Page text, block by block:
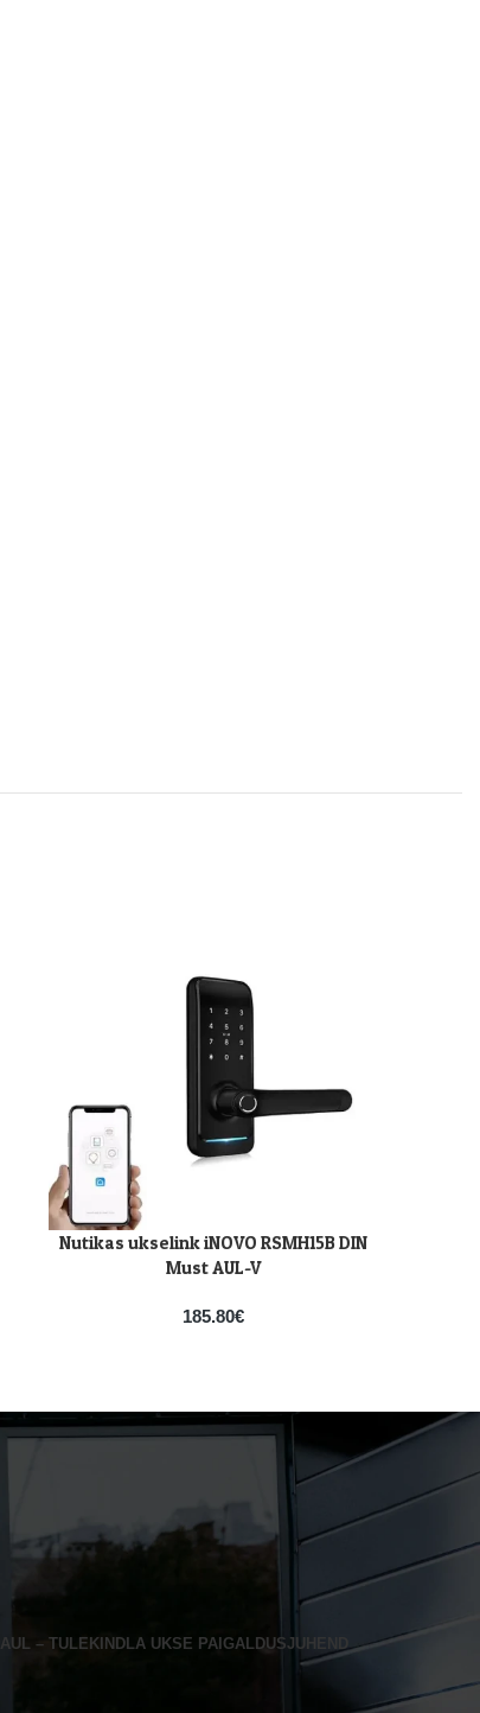
LISA KORVI
Nutikas ukselink iNOVO RSMH15B DIN
Must AUL-V
185.80€
AUL – TULEKINDLA UKSE PAIGALDUSJUHEND